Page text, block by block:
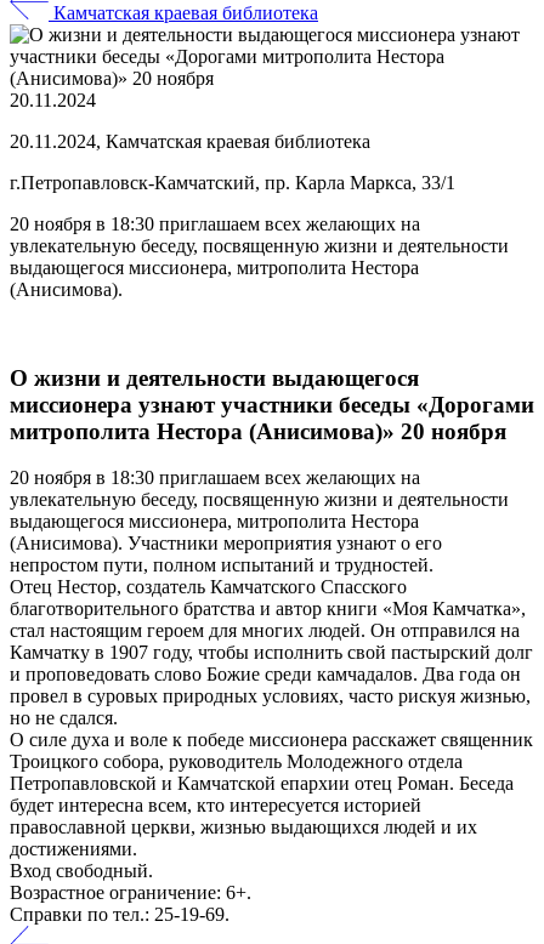
Камчатская краевая библиотека
20.11.2024
20.11.2024, Камчатская краевая библиотека
г.Петропавловск-Камчатский, пр. Карла Маркса, 33/1
20 ноября в 18:30 приглашаем всех желающих на
увлекательную беседу, посвященную жизни и деятельности
выдающегося миссионера, митрополита Нестора
(Анисимова).
О жизни и деятельности выдающегося
миссионера узнают участники беседы «Дорогами
митрополита Нестора (Анисимова)» 20 ноября
20 ноября в 18:30 приглашаем всех желающих на
увлекательную беседу, посвященную жизни и деятельности
выдающегося миссионера, митрополита Нестора
(Анисимова). Участники мероприятия узнают о его
непростом пути, полном испытаний и трудностей.
Отец Нестор, создатель Камчатского Спасского
благотворительного братства и автор книги «Моя Камчатка»,
стал настоящим героем для многих людей. Он отправился на
Камчатку в 1907 году, чтобы исполнить свой пастырский долг
и проповедовать слово Божие среди камчадалов. Два года он
провел в суровых природных условиях, часто рискуя жизнью,
но не сдался.
О силе духа и воле к победе миссионера расскажет священник
Троицкого собора, руководитель Молодежного отдела
Петропавловской и Камчатской епархии отец Роман. Беседа
будет интересна всем, кто интересуется историей
православной церкви, жизнью выдающихся людей и их
достижениями.
Вход свободный.
Возрастное ограничение: 6+.
Справки по тел.: 25-19-69.